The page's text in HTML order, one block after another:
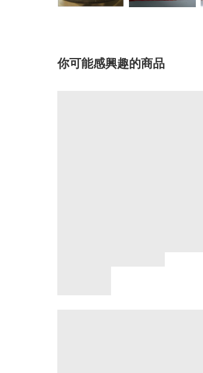
你可能感興趣的商品